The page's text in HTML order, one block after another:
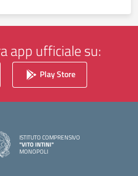
app ufficiale su:
Play Store
ISTITUTO COMPRENSIVO
"VITO INTINI"
MONOPOLI